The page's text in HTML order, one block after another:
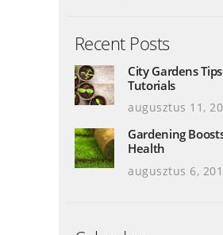
Recent Posts
City Gardens
Tutorials
augusztus 11,
Gardening
Health
augusztus 6,